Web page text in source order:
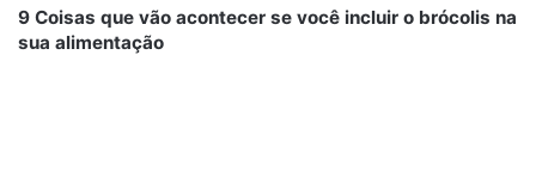
9 Coisas que vão acontecer se você incluir o brócolis na
sua alimentação